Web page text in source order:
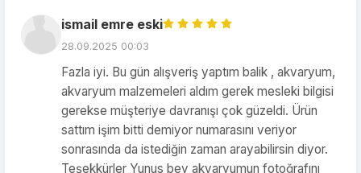
ismail emre eski
28.09.2025 00:03
Fazla iyi. Bu gün alışveriş yaptım balik , akvaryum,
akvaryum malzemeleri aldım gerek mesleki bilgisi
gerekse müşteriye davranışı çok güzeldi. Ürün
sattım işim bitti demiyor numarasını veriyor
sonrasında da istediğin zaman arayabilirsin diyor.
Teşekkürler Yunus bey akvaryumun fotoğrafını